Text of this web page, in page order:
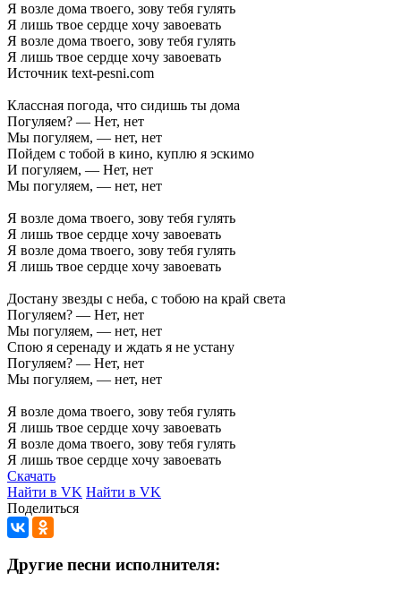
Я возле дома твоего, зову тебя гулять
Я лишь твое сердце хочу завоевать
Я возле дома твоего, зову тебя гулять
Я лишь твое сердце хочу завоевать
Источник text-pesni.com
Классная погода, что сидишь ты дома
Погуляем? — Нет, нет
Мы погуляем, — нет, нет
Пойдем с тобой в кино, куплю я эскимо
И погуляем, — Нет, нет
Мы погуляем, — нет, нет
Я возле дома твоего, зову тебя гулять
Я лишь твое сердце хочу завоевать
Я возле дома твоего, зову тебя гулять
Я лишь твое сердце хочу завоевать
Достану звезды с неба, с тобою на край света
Погуляем? — Нет, нет
Мы погуляем, — нет, нет
Спою я серенаду и ждать я не устану
Погуляем? — Нет, нет
Мы погуляем, — нет, нет
Я возле дома твоего, зову тебя гулять
Я лишь твое сердце хочу завоевать
Я возле дома твоего, зову тебя гулять
Я лишь твое сердце хочу завоевать
Скачать
Найти в VK Найти в VK
Поделиться
Другие песни исполнителя: